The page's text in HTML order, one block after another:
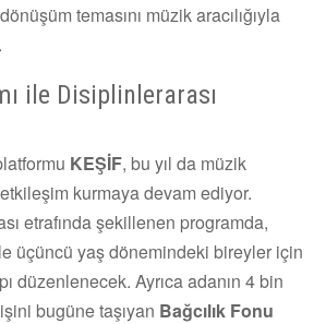
temasını müzik aracılığıyla
ile Disiplinlerarası
KEŞİF, bu yıl da müzik
kurmaya devam ediyor.
etrafında şekillenen programda,
üçüncü yaş dönemindeki bireyler için
düzenlenecek. Ayrıca adanın 4 bin
bugüne taşıyan Bağcılık Fonu